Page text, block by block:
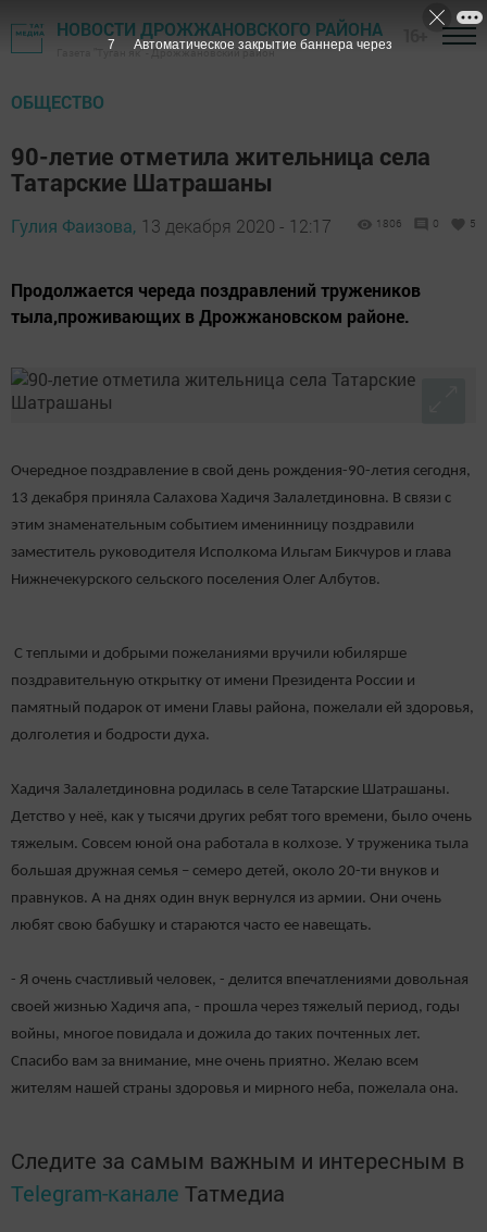
НОВОСТИ ДРОЖЖАНОВСКОГО РАЙОНА
Газета "Туган як" - Дрожжановский район
ОБЩЕСТВО
90-летие отметила жительница села
Татарские Шатрашаны
Гулия Фаизова, 13 декабря 2020 - 12:17 1806 0 5
Продолжается череда поздравлений тружеников
тыла,проживающих в Дрожжановском районе.
Очередное поздравление в свой день рождения-90-летия сегодня,
13 декабря приняла Салахова Хадичя Залалетдиновна. В связи с
этим знаменательным событием именинницу поздравили
заместитель руководителя Исполкома Ильгам Бикчуров и глава
Нижнечекурского сельского поселения Олег Албутов.
С теплыми и добрыми пожеланиями вручили юбилярше
поздравительную открытку от имени Президента России и
памятный подарок от имени Главы района, пожелали ей здоровья,
долголетия и бодрости духа.
Хадичя Залалетдиновна родилась в селе Татарские Шатрашаны.
Детство у неё, как у тысячи других ребят того времени, было очень
тяжелым. Совсем юной она работала в колхозе. У труженика тыла
большая дружная семья – семеро детей, около 20-ти внуков и
правнуков. А на днях один внук вернулся из армии. Они очень
любят свою бабушку и стараются часто ее навещать.
- Я очень счастливый человек, - делится впечатлениями довольная
своей жизнью Хадичя апа, - прошла через тяжелый период, годы
войны, многое повидала и дожила до таких почтенных лет.
Спасибо вам за внимание, мне очень приятно. Желаю всем
жителям нашей страны здоровья и мирного неба, пожелала она.
Следите за самым важным и интересным в
Telegram-канале Татмедиа
6 Автоматическое закрытие баннера через